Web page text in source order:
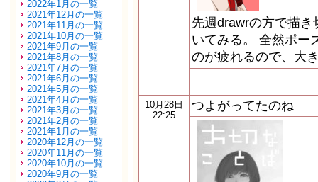
2022年1月の一覧
2021年12月の一覧
2021年11月の一覧
2021年10月の一覧
2021年9月の一覧
2021年8月の一覧
2021年7月の一覧
2021年6月の一覧
2021年5月の一覧
2021年4月の一覧
2021年3月の一覧
2021年2月の一覧
2021年1月の一覧
2020年12月の一覧
2020年11月の一覧
2020年10月の一覧
2020年9月の一覧
先週drawrの方で描
いてみる。 全然ポー
のが疲れるので、大
10月28日
22:25
つよがってたのね